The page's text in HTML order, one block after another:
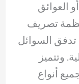
العوائق
تصريف
تدفق السوائل
وتتميز
أنواع